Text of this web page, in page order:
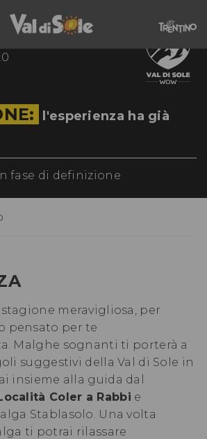
l'esperienza ha già
fase di definizione
meravigliosa, per
pensato per te
Malghe sognanti ti porterà a
suggestivi della Val di Sole in
insieme alla guida dal
Coler a Rabbi e
Stablasolo. Una volta
ti potrai rilassare